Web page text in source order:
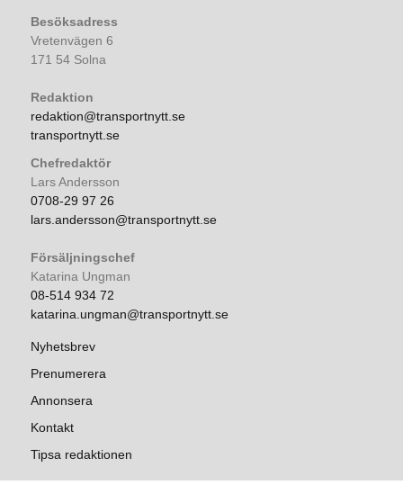
Besöksadress
Vretenvägen 6
171 54 Solna
Redaktion
redaktion@transportnytt.se
transportnytt.se
Chefredaktör
Lars Andersson
0708-29 97 26
lars.andersson@transportnytt.se
Försäljningschef
Katarina Ungman
08-514 934 72
katarina.ungman@transportnytt.se
Nyhetsbrev
Prenumerera
Annonsera
Kontakt
Tipsa redaktionen